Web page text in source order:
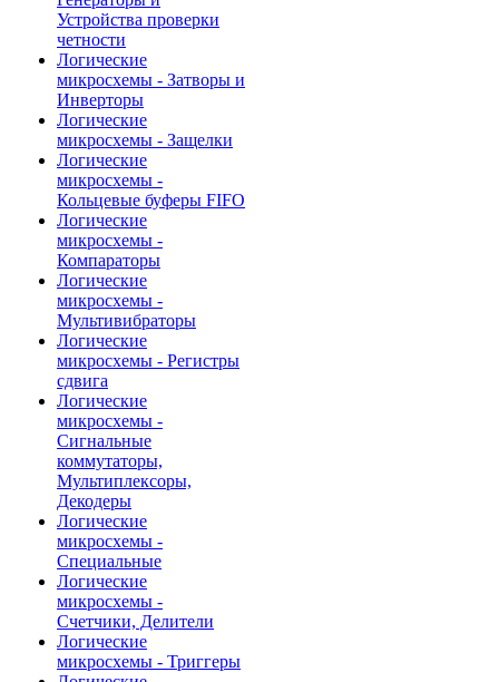
Устройства проверки
четности
Логические
микросхемы - Затворы и
Инверторы
Логические
микросхемы - Защелки
Логические
микросхемы -
Кольцевые буферы FIFO
Логические
микросхемы -
Компараторы
Логические
микросхемы -
Мультивибраторы
Логические
микросхемы - Регистры
сдвига
Логические
микросхемы -
Сигнальные
коммутаторы,
Мультиплексоры,
Декодеры
Логические
микросхемы -
Специальные
Логические
микросхемы -
Счетчики, Делители
Логические
микросхемы - Триггеры